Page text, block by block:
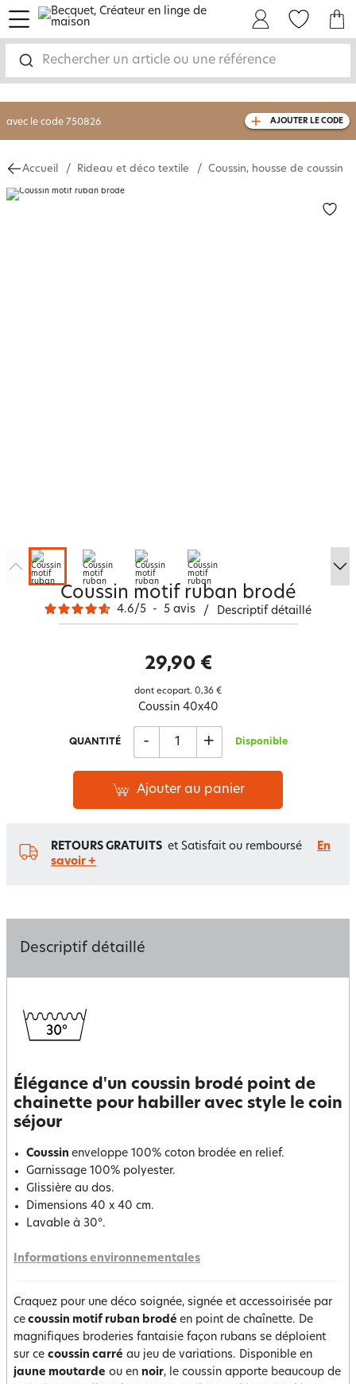
Rechercher un article ou une référence
menu
-30% sur votre commandedès 2 articles
livraison GRATUITEdès 110€ d'achat
avec le code 750826 AJOUTER LE CODE
Accueil Rideau et déco textile Coussin, housse de coussin
Coussin motif ruban brodé
4.6/5 - 5 avis / Descriptif détaillé
29,90 €
dont ecopart. 0,36 €
Coussin 40x40
QUANTITÉ - + Disponible
Ajouter au panier
RETOURS GRATUITS et Satisfait ou remboursé
En
savoir +
Descriptif détaillé
Élégance d'un coussin brodé point de
chainette pour habiller avec style le coin
séjour
Coussin enveloppe 100% coton brodée en relief.
Garnissage 100% polyester.
Glissière au dos.
Dimensions 40 x 40 cm.
Lavable à 30°.
Informations environnementales
Craquez pour une déco soignée, signée et accessoirisée par
ce coussin motif ruban brodé en point de chaînette. De
magnifiques broderies fantaisie façon rubans se déploient
sur ce coussin carré au jeu de variations. Disponible en
jaune moutarde ou en noir, le coussin apporte beaucoup de